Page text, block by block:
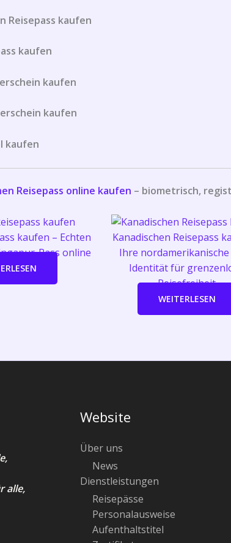
Reisepass kaufen
kaufen
kaufen
kaufen
kaufen
Reisepass online kaufen – biometrisch,
kaufen – Echten
Pass online
Kanadischen Reisepass
Ihre nordamerikanische
Identität für
Reisefreiheit
WEITERLESEN
alle,
Website
Über uns
News
Dienstleistungen
Reisepässe
Personalausweise
Aufenthaltstitel